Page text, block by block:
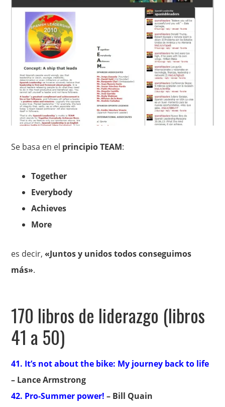
Se basa en el principio TEAM:
Together
Everybody
Achieves
More
es decir,«Juntos y unidos todos conseguimos
más».
170 libros de liderazgo (libros
41 a 50)
41. It’s not about the bike: My journey back to life
– Lance Armstrong
42. Pro-Summer power! – Bill Quain